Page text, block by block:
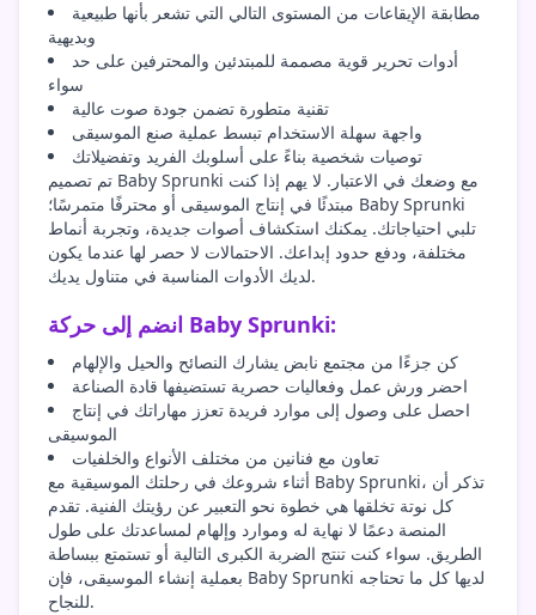
مطابقة الإيقاعات من المستوى التالي التي تشعر بأنها طبيعية
وبديهية
أدوات تحرير قوية مصممة للمبتدئين والمحترفين على حد
سواء
تقنية متطورة تضمن جودة صوت عالية
واجهة سهلة الاستخدام تبسط عملية صنع الموسيقى
توصيات شخصية بناءً على أسلوبك الفريد وتفضيلاتك
تم تصميم Baby Sprunki مع وضعك في الاعتبار. لا يهم إذا كنت
مبتدئًا في إنتاج الموسيقى أو محترفًا متمرسًا؛ Baby Sprunki
تلبي احتياجاتك. يمكنك استكشاف أصوات جديدة، وتجربة أنماط
مختلفة، ودفع حدود إبداعك. الاحتمالات لا حصر لها عندما يكون
لديك الأدوات المناسبة في متناول يديك.
انضم إلى حركة Baby Sprunki:
كن جزءًا من مجتمع نابض يشارك النصائح والحيل والإلهام
احضر ورش عمل وفعاليات حصرية تستضيفها قادة الصناعة
احصل على وصول إلى موارد فريدة تعزز مهاراتك في إنتاج
الموسيقى
تعاون مع فنانين من مختلف الأنواع والخلفيات
أثناء شروعك في رحلتك الموسيقية مع Baby Sprunki، تذكر أن
كل نوتة تخلقها هي خطوة نحو التعبير عن رؤيتك الفنية. تقدم
المنصة دعمًا لا نهاية له وموارد وإلهام لمساعدتك على طول
الطريق. سواء كنت تنتج الضربة الكبرى التالية أو تستمتع ببساطة
بعملية إنشاء الموسيقى، فإن Baby Sprunki لديها كل ما تحتاجه
للنجاح.